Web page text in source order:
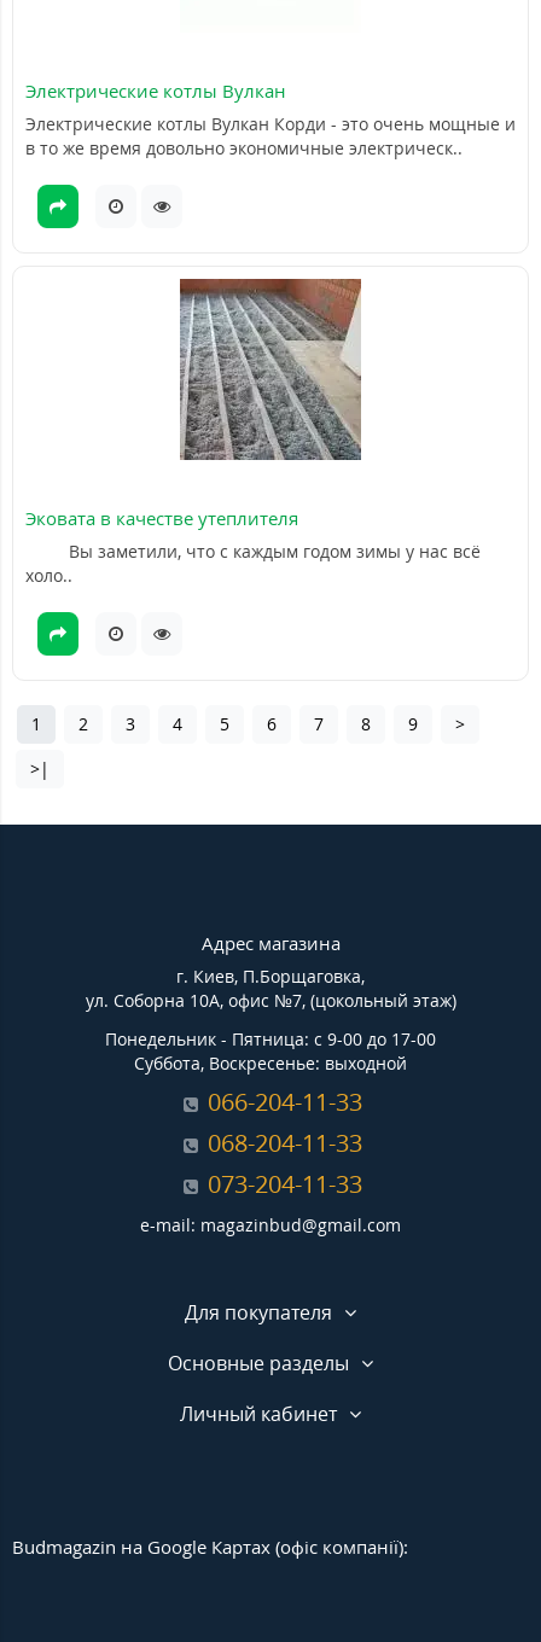
Электрические котлы Вулкан
Электрические котлы Вулкан Корди - это очень мощные и
в то же время довольно экономичные электрическ..
Эковата в качестве утеплителя
Вы заметили, что с каждым годом зимы у нас всё
холо..
1 2 3 4 5 6 7 8 9
>
>|
Адрес магазина
г. Киев, П.Борщаговка,
ул. Соборна 10А, офис №7, (цокольный этаж)
Понедельник - Пятница: с 9-00 до 17-00
Суббота, Воскресенье: выходной
066-204-11-33
068-204-11-33
073-204-11-33
e-mail: magazinbud@gmail.com
Для покупателя
Основные разделы
Личный кабинет
Budmagazin на Google Картах (офіс компанії):